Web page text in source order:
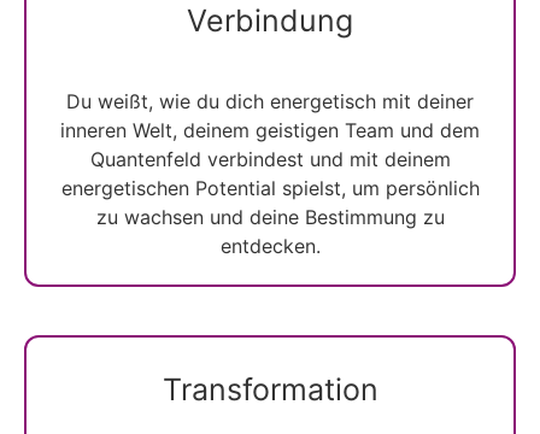
Verbindung
Du weißt, wie du dich energetisch mit deiner
inneren Welt, deinem geistigen Team und dem
Quantenfeld verbindest und mit deinem
energetischen Potential spielst, um persönlich
zu wachsen und deine Bestimmung zu
entdecken.
Transformation